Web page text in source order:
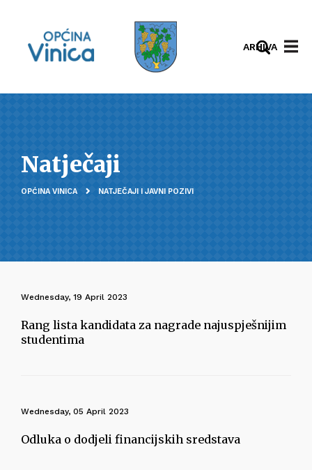
ARHIVA
Natječaji
OPĆINA VINICA NATJEČAJI I JAVNI POZIVI
Wednesday, 19 April 2023
Rang lista kandidata za nagrade najuspješnijim
studentima
Wednesday, 05 April 2023
Odluka o dodjeli financijskih sredstava